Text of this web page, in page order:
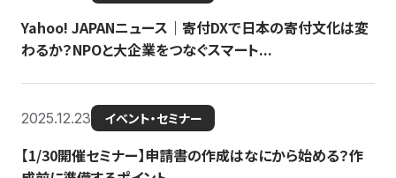
Yahoo! JAPANニュース｜寄付DXで日本の寄付文化は変
わるか？NPOと大企業をつなぐスマート...
2025.12.23 イベント・セミナー
【1/30開催セミナー】申請書の作成はなにから始める？作